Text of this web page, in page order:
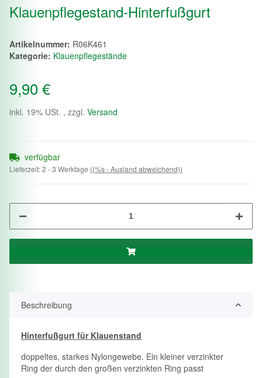
Klauenpflegestand-Hinterfußgurt
Artikelnummer: R06K461
Kategorie: Klauenpflegestände
9,90 €
inkl. 19% USt. , zzgl. Versand
verfügbar
Lieferzeit:2 - 3 Werktage ((%s - Ausland abweichend))
Beschreibung
Hinterfußgurt für Klauenstand
doppeltes, starkes Nylongewebe. Ein kleiner verzinkter
Ring der durch den großen verzinkten Ring passt